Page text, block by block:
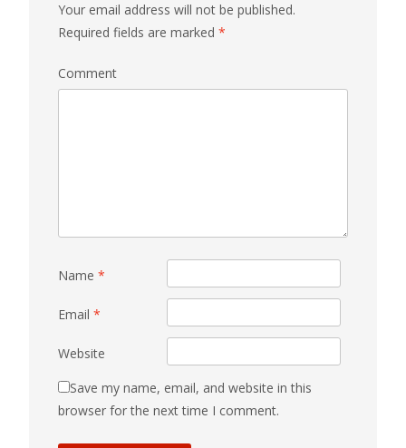
Your email address will not be published.
Required fields are marked *
Comment
Name *
Email *
Website
Save my name, email, and website in this
browser for the next time I comment.